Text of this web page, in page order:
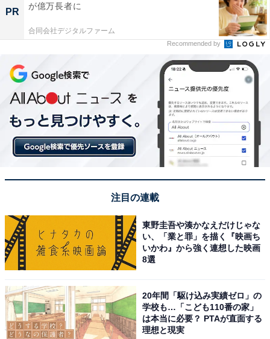
PR
が億万長者に
合同会社デジタルファーム
Recommended by
注目の連載
東野圭吾や湊かなえだけじゃな
い、「業と罪」を描く『映画ち
いかわ』から強く連想した映画
8選
20年間「駆け込み実績ゼロ」の
学校も…「こども110番の家」
は本当に必要？ PTAが直面する
理想と現実